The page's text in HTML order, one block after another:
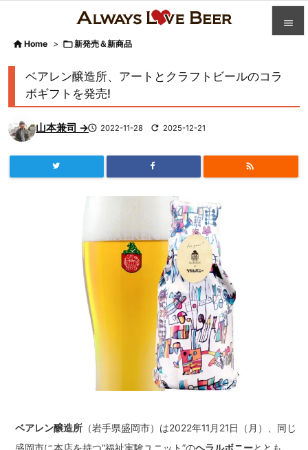


 Home > 新発売＆新商品
ベアレン醸造所、アートとクラフトビールのコラ
ボギフトを発売!
山本兼司 → 2022-11-28  2025-12-21

ベアレン醸造所 （岩手県盛岡市）は2022年11月21日（月）、同じ